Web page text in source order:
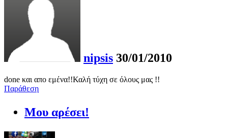
nipsis 30/01/2010
done και απο εμένα!!Καλή τύχη σε όλους μας !!
Παράθεση
Μου αρέσει!